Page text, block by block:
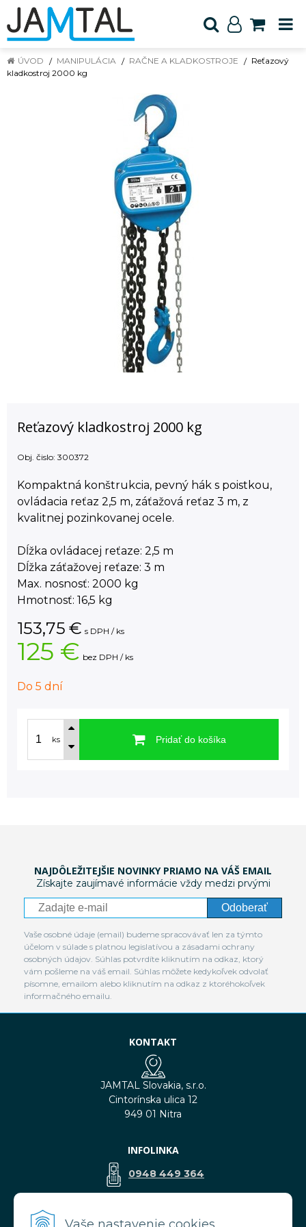
ÚVOD MANIPULÁCIA RAČNE A KLADKOSTROJE
Reťazový
kladkostroj 2000 kg
Reťazový kladkostroj 2000 kg
Obj. čislo: 300372
Kompaktná konštrukcia, pevný hák s poistkou,
ovládacia reťaz 2,5 m, záťažová reťaz 3 m, z
kvalitnej pozinkovanej ocele.
Dĺžka ovládacej reťaze: 2,5 m
Dĺžka záťažovej reťaze: 3 m
Max. nosnosť: 2000 kg
Hmotnosť: 16,5 kg
153,75 € s DPH / ks
125 € bez DPH / ks
Do 5 dní
ks Pridať do košíka
NAJDÔLEŽITEJŠIE NOVINKY PRIAMO NA VÁŠ EMAIL
Získajte zaujímavé informácie vždy medzi prvými
Odoberať
Vaše osobné údaje (email) budeme spracovávať len za týmto
účelom v súlade s platnou legislatívou a zásadami ochrany
osobných údajov. Súhlas potvrdíte kliknutím na odkaz, ktorý
vám pošleme na váš email. Súhlas môžete kedykoľvek odvolať
písomne, emailom alebo kliknutím na odkaz z ktoréhokoľvek
informačného emailu.
KONTAKT
JAMTAL Slovakia, s.r.o.
Cintorínska ulica 12
949 01 Nitra
INFOLINKA
0948 449 364